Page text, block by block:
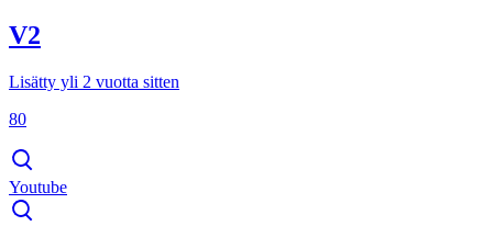
V2
Lisätty yli 2 vuotta sitten
80
Youtube